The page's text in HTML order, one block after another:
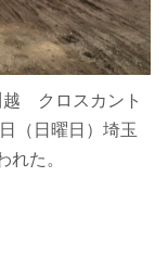
クロスカント
（日曜日）埼玉
れた。